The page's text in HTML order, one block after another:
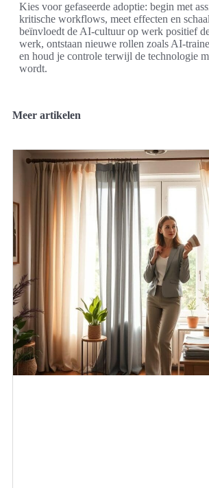
Kies voor gefaseerde adoptie: begin met
kritische workflows, meet effecten en
beïnvloedt de AI-cultuur op werk positief
werk, ontstaan nieuwe rollen zoals AI-
en houd je controle terwijl de technologie
wordt.
Meer artikelen